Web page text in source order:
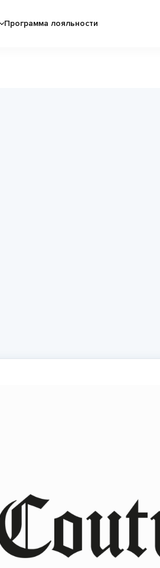
Программа лояльности